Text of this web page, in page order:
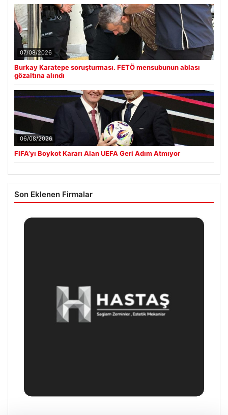
07/08/2026
Burkay Karatepe soruşturması. FETÖ mensubunun ablası
gözaltına alındı
06/08/2026
FIFA’yı Boykot Kararı Alan UEFA Geri Adım Atmıyor
Son Eklenen Firmalar